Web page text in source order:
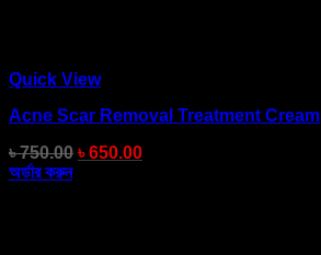
Quick View
Acne Scar Removal Treatment Cream
৳750.00 ৳650.00
অর্ডার করুন